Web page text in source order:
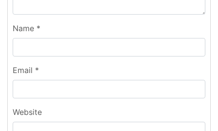
Name *
Email *
Website